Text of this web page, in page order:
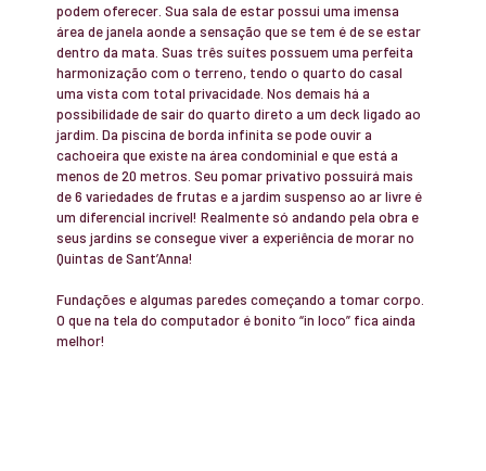
podem oferecer. Sua sala de estar possui uma imensa
área de janela aonde a sensação que se tem é de se estar
dentro da mata. Suas três suítes possuem uma perfeita
harmonização com o terreno, tendo o quarto do casal
uma vista com total privacidade. Nos demais há a
possibilidade de sair do quarto direto a um deck ligado ao
jardim. Da piscina de borda infinita se pode ouvir a
cachoeira que existe na área condominial e que está a
menos de 20 metros. Seu pomar privativo possuirá mais
de 6 variedades de frutas e a jardim suspenso ao ar livre é
um diferencial incrível! Realmente só andando pela obra e
seus jardins se consegue viver a experiência de morar no
Quintas de Sant’Anna!
Fundações e algumas paredes começando a tomar corpo.
O que na tela do computador é bonito “in loco” fica ainda
melhor!